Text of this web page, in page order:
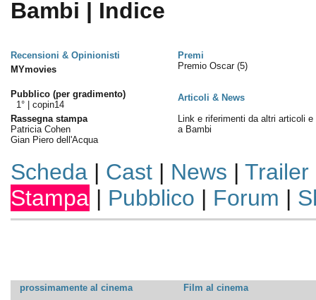
Bambi | Indice
Recensioni & Opinionisti
Premi
MYmovies
Pubblico (per gradimento)
1° | copin14
Rassegna stampa
Patricia Cohen
Gian Piero dell'Acqua
Premio Oscar (5)
Articoli & News
Link e riferimenti da altri articoli e
a Bambi
Scheda| Cast| News | Trailer
Stampa | Pubblico | Forum |
prossimamente al cinema
Film al cinema